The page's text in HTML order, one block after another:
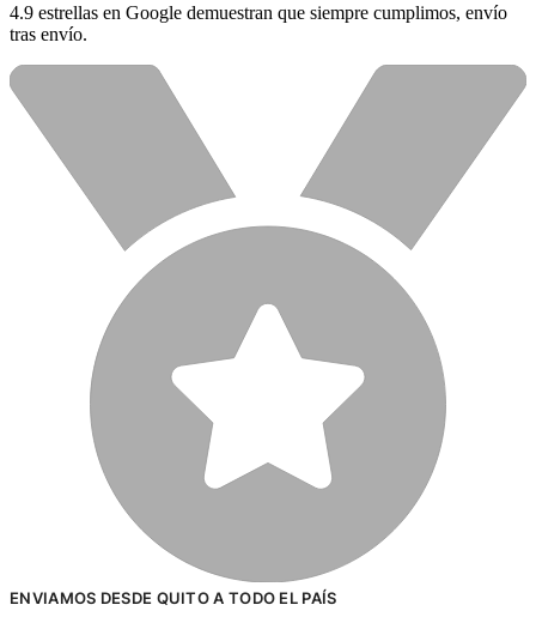
4.9 estrellas en Google demuestran que siempre cumplimos, envío
tras envío.
ENVIAMOS DESDE QUITO A TODO EL PAÍS